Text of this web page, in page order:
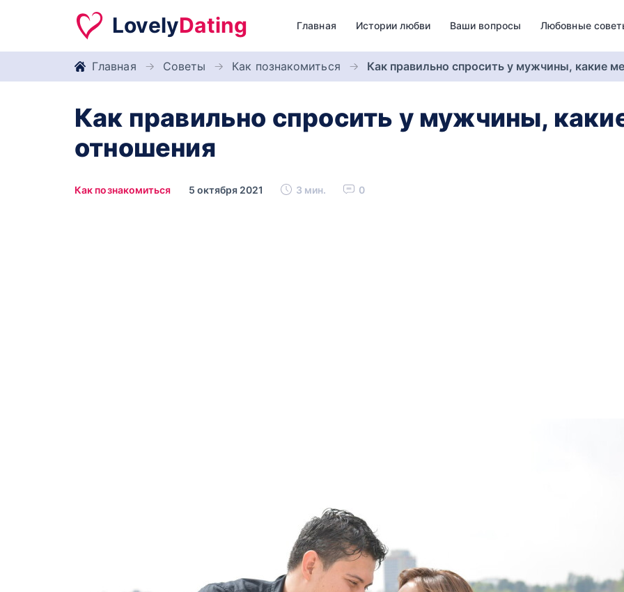
LovelyDating Главная Истории любви Ваши вопросы Любовные
Главная Советы Как познакомиться Как правильно спросить у мужчины, какие
Как правильно спросить у мужчины,
отношения
Как познакомиться 5 октября 2021 3 мин. 0